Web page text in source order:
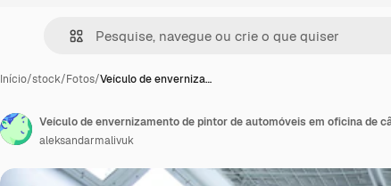
Início/stock/Fotos/Veículo de enverniza…
aleksandarmalivuk